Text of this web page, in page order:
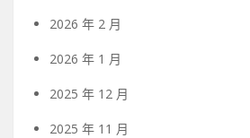
2026 年 2 月
2026 年 1 月
2025 年 12 月
2025 年 11 月